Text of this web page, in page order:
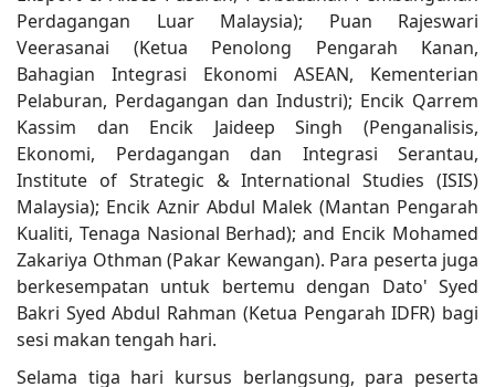
Perdagangan Luar Malaysia); Puan Rajeswari
Veerasanai (Ketua Penolong Pengarah Kanan,
Bahagian Integrasi Ekonomi ASEAN, Kementerian
Pelaburan, Perdagangan dan Industri); Encik Qarrem
Kassim dan Encik Jaideep Singh (Penganalisis,
Ekonomi, Perdagangan dan Integrasi Serantau,
Institute of Strategic & International Studies (ISIS)
Malaysia); Encik Aznir Abdul Malek (Mantan Pengarah
Kualiti, Tenaga Nasional Berhad); and Encik Mohamed
Zakariya Othman (Pakar Kewangan). Para peserta juga
berkesempatan untuk bertemu dengan Dato' Syed
Bakri Syed Abdul Rahman (Ketua Pengarah IDFR) bagi
sesi makan tengah hari.
Selama tiga hari kursus berlangsung, para peserta